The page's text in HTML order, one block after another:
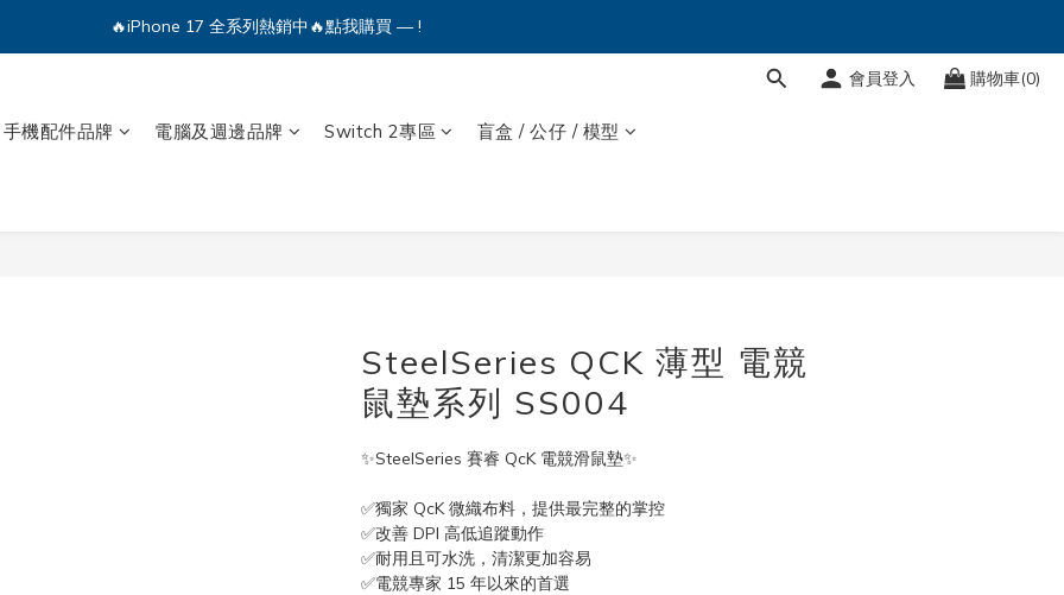
🔥iPhone 17 全系列熱銷中🔥點我購買 — !
💕加入Q哥 Line 新好友領優惠券！🎫
會員登入 購物車(0)
手機配件品牌 電腦及週邊品牌 Switch 2專區 盲盒 / 公仔 / 模型
SteelSeries QCK 薄型 電競
鼠墊系列 SS004
✨SteelSeries 賽睿 QcK 電競滑鼠墊✨
✅獨家 QcK 微織布料，提供最完整的掌控
✅改善 DPI 高低追蹤動作
✅耐用且可水洗，清潔更加容易
✅電競專家 15 年以來的首選